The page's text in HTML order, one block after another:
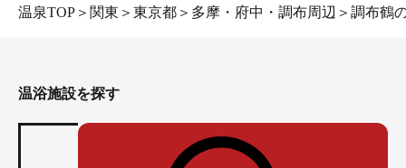
温泉TOP ＞ 関東 ＞ 東京都 ＞ 多摩・府中・調布周辺 ＞ 調布鶴
温浴施設を探す